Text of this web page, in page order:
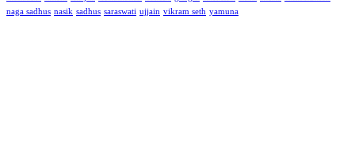
naga sadhus nasik sadhus saraswati ujjain vikram seth yamuna